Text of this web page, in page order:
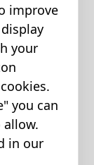
improve
your
you can
allow.
in our